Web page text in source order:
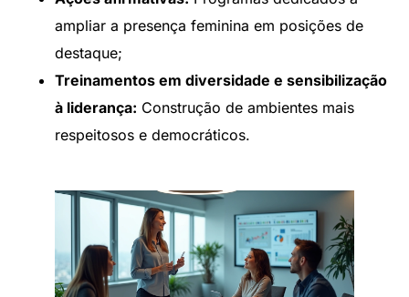
ampliar a presença feminina em posições de
destaque;
Treinamentos em diversidade e sensibilização
à liderança: Construção de ambientes mais
respeitosos e democráticos.